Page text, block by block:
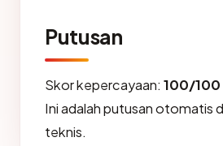
Putusan
Skor kepercayaan: 100/100
Ini adalah putusan otomatis
teknis.